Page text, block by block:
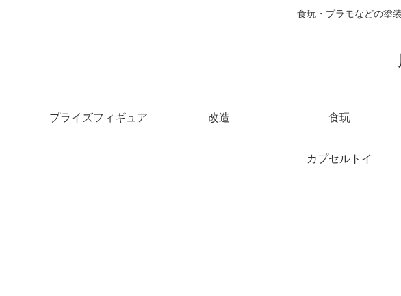
食玩・プラモなどの塗
プライズフィギュア 改造 食玩
カプセルトイ